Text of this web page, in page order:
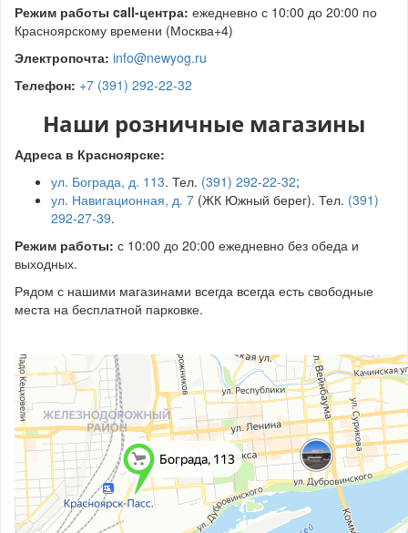
Режим работы call-центра: ежедневно с 10:00 до 20:00 по
Красноярскому времени (Москва+4)
Электропочта: info@newyog.ru
Телефон: +7 (391) 292-22-32
Наши розничные магазины
Адреса в Красноярске:
ул. Бограда, д. 113. Тел. (391) 292-22-32;
ул. Навигационная, д. 7 (ЖК Южный берег). Тел. (391)
292-27-39.
Режим работы: с 10:00 до 20:00 ежедневно без обеда и
выходных.
Рядом с нашими магазинами всегда всегда есть свободные
места на бесплатной парковке.